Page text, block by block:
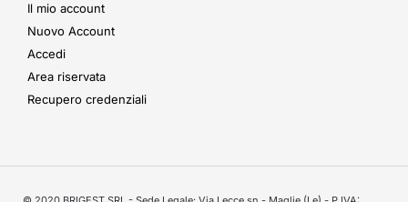
Il mio account
Nuovo Account
Accedi
Area riservata
Recupero credenziali